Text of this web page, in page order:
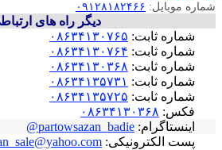
شماره موبایل: ۰۹۱۲۸۱۸۲۴۶۶
دیگر راه های
شماره ثابت: ۰۸۶۳۴۱۳۰۷۶۵
شماره ثابت: ۰۸۶۳۴۱۳۰۷۶۴
شماره ثابت: ۰۸۶۳۴۱۳۰۳۶۸
شماره ثابت: ۰۸۶۳۴۱۳۵۷۳۱
شماره ثابت: ۰۸۶۳۴۱۳۵۷۲۵
فکس: ۰۸۶۳۴۱۳۰۳۶۸
اینستاگرام: partowsazan_badie@
پست الکترونیکی: